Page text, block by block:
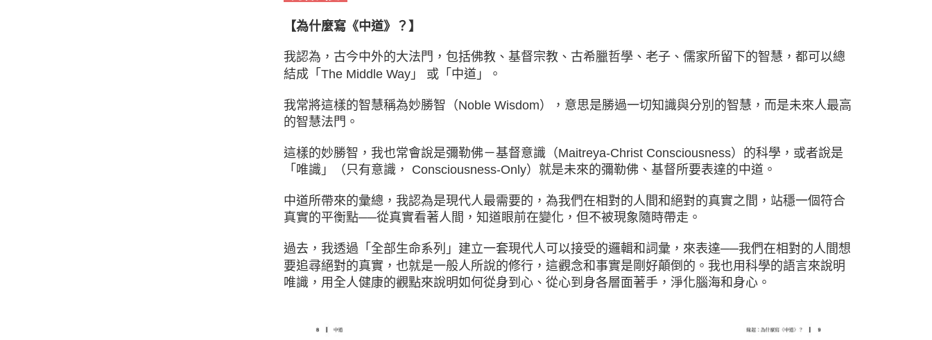
【為什麼寫《中道》？】
我認為，古今中外的大法門，包括佛教、基督宗教、古希臘哲學、老子、儒家所留下的智慧，都可以總
結成「The Middle Way」 或「中道」。
我常將這樣的智慧稱為妙勝智（Noble Wisdom），意思是勝過一切知識與分別的智慧，而是未來人最高
的智慧法門。
這樣的妙勝智，我也常會說是彌勒佛－基督意識（Maitreya-Christ Consciousness）的科學，或者說是
「唯識」（只有意識， Consciousness-Only）就是未來的彌勒佛、基督所要表達的中道。
中道所帶來的彙總，我認為是現代人最需要的，為我們在相對的人間和絕對的真實之間，站穩一個符合
真實的平衡點──從真實看著人間，知道眼前在變化，但不被現象隨時帶走。
過去，我透過「全部生命系列」建立一套現代人可以接受的邏輯和詞彙，來表達──我們在相對的人間想
要追尋絕對的真實，也就是一般人所說的修行，這觀念和事實是剛好顛倒的。我也用科學的語言來說明
唯識，用全人健康的觀點來說明如何從身到心、從心到身各層面著手，淨化腦海和身心。